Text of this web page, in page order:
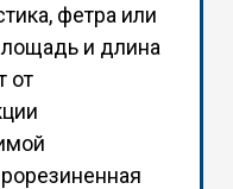
фетра или
и длина
от